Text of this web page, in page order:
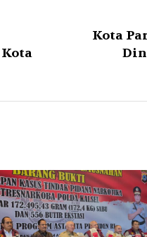
Kota